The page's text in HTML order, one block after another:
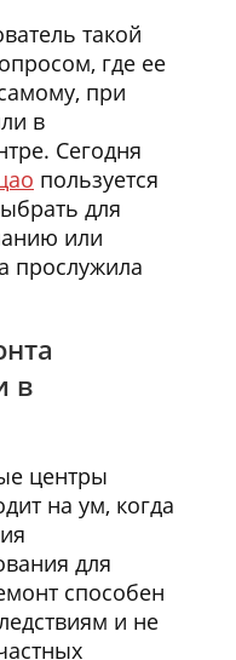
такой
где ее
при
в
Сегодня
пользуется
для
или
прослужила
в
центры
на ум, когда
для
способен
и не